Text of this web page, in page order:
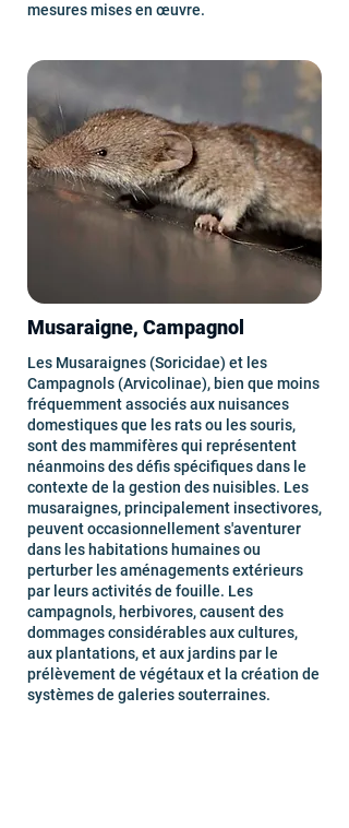
mesures mises en œuvre.
Musaraigne, Campagnol
Les Musaraignes (Soricidae) et les
Campagnols (Arvicolinae), bien que moins
fréquemment associés aux nuisances
domestiques que les rats ou les souris,
sont des mammifères qui représentent
néanmoins des défis spécifiques dans le
contexte de la gestion des nuisibles. Les
musaraignes, principalement insectivores,
peuvent occasionnellement s'aventurer
dans les habitations humaines ou
perturber les aménagements extérieurs
par leurs activités de fouille. Les
campagnols, herbivores, causent des
dommages considérables aux cultures,
aux plantations, et aux jardins par le
prélèvement de végétaux et la création de
systèmes de galeries souterraines.